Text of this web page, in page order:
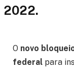
2022.
O novo
federal para